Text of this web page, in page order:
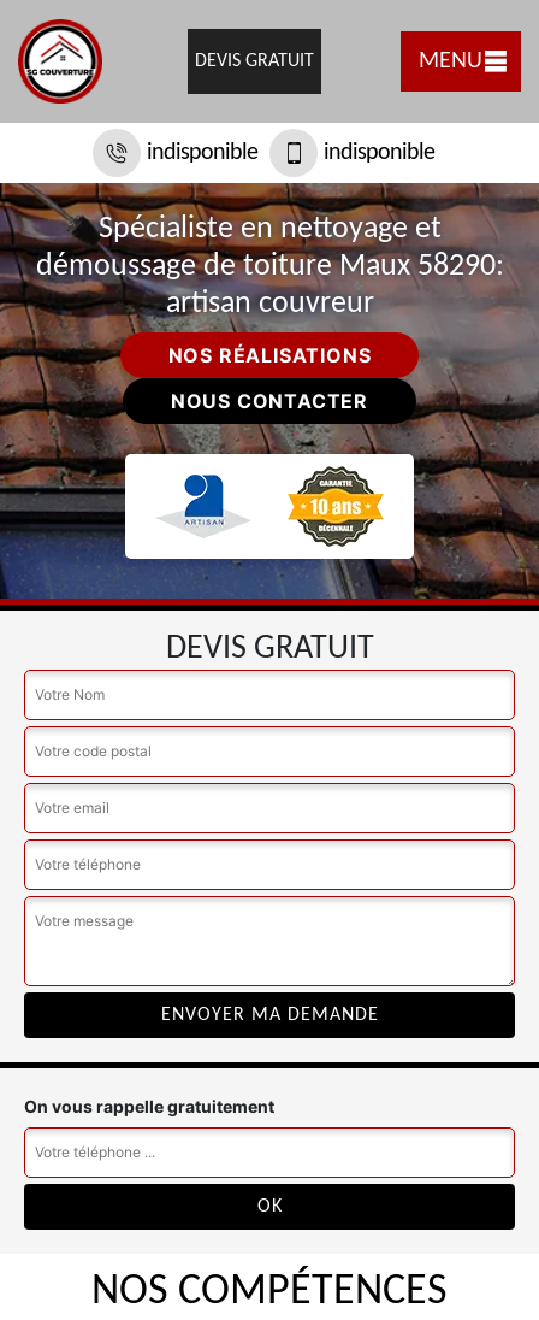
DEVIS GRATUIT MENU
indisponible indisponible
Spécialiste en nettoyage et
démoussage de toiture Maux 58290:
artisan couvreur
NOS RÉALISATIONS
NOUS CONTACTER
DEVIS GRATUIT
On vous rappelle gratuitement
NOS COMPÉTENCES